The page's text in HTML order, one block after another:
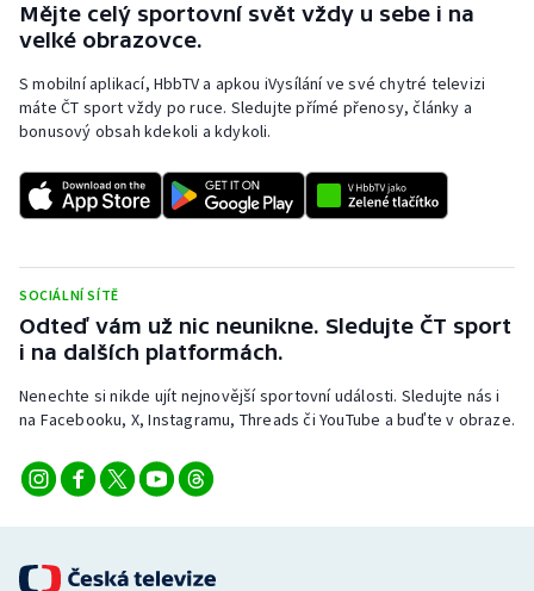
Mějte celý sportovní svět vždy u sebe i na
velké obrazovce.
S mobilní aplikací, HbbTV a apkou iVysílání ve své chytré televizi
máte ČT sport vždy po ruce. Sledujte přímé přenosy, články a
bonusový obsah kdekoli a kdykoli.
SOCIÁLNÍ SÍTĚ
Odteď vám už nic neunikne. Sledujte ČT sport
i na dalších platformách.
Nenechte si nikde ujít nejnovější sportovní události. Sledujte nás i
na Facebooku, X, Instagramu, Threads či YouTube a buďte v obraze.